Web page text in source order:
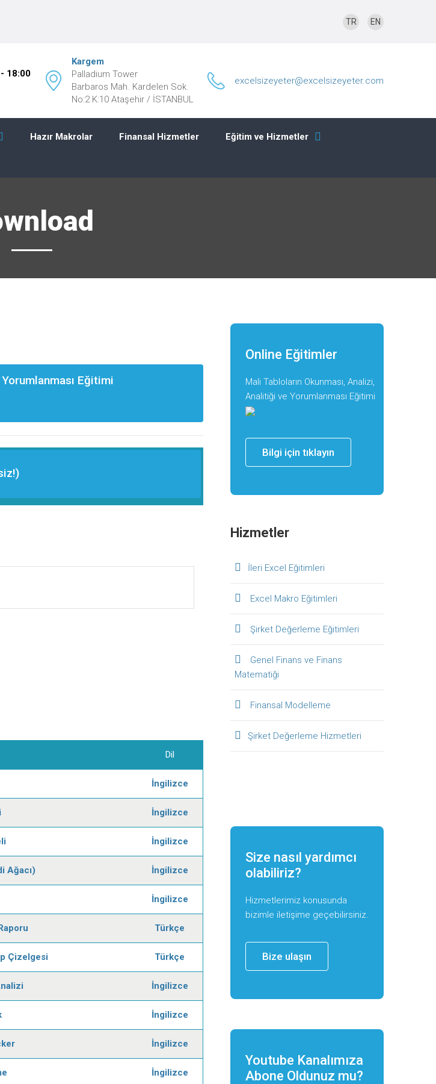
TR EN
18:00
Kargem
Palladium Tower
Barbaros Mah. Kardelen Sok.
No:2 K:10 Ataşehir / İSTANBUL
excelsizeyeter@excelsizeyeter.com
Hazır Makrolar Finansal Hizmetler Eğitim ve Hizmetler
Eğitimi
Dil
İngilizce
İngilizce
İngilizce
Ağacı) İngilizce
İngilizce
Türkçe
Çizelgesi Türkçe
İngilizce
İngilizce
İngilizce
İngilizce
Online Eğitimler
Mali Tabloların Okunması, Analizi,
Analitiği ve Yorumlanması Eğitimi
Bilgi için tıklayın
Hizmetler
İleri Excel Eğitimleri
Excel Makro Eğitimleri
Şirket Değerleme Eğitimleri
Genel Finans ve Finans
Matematiği
Finansal Modelleme
Şirket Değerleme Hizmetleri
Size nasıl yardımcı
olabiliriz?
Hizmetlerimiz konusunda
bizimle iletişime geçebilirsiniz.
Bize ulaşın
Youtube Kanalımıza
Abone Oldunuz mu?